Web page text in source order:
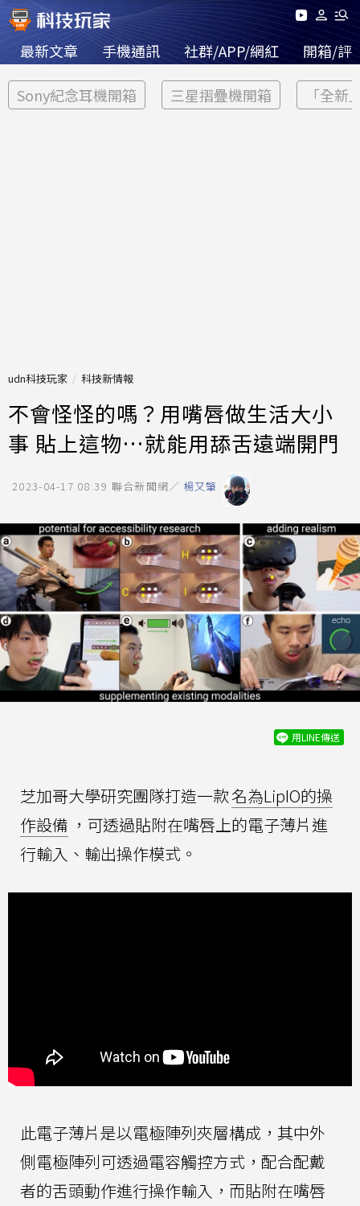
最新文章 手機通訊 社群/APP/網紅 開箱/評
Sony紀念耳機開箱 三星摺疊機開箱 「全新
udn科技玩家 科技新情報
不會怪怪的嗎？用嘴唇做生活大小
事 貼上這物…就能用舔舌遠端開門
2023-04-17 08:39 聯合新聞網／ 楊又肇
用LINE傳送
芝加哥大學研究團隊打造一款名為LipIO的操
作設備 ，可透過貼附在嘴唇上的電子薄片進
行輸入、輸出操作模式。
此電子薄片是以電極陣列夾層構成，其中外
側電極陣列可透過電容觸控方式，配合配戴
者的舌頭動作進行操作輸入，而貼附在嘴唇